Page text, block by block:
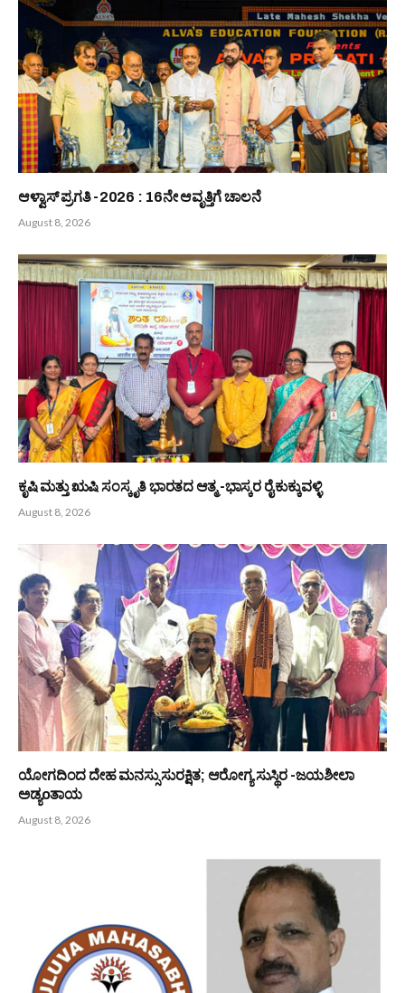
ಆಳ್ವಾಸ್ ಪ್ರಗತಿ -2026 : 16ನೇ ಆವೃತ್ತಿಗೆ ಚಾಲನೆ
August 8, 2026
ಕೃಷಿ ಮತ್ತು ಋಷಿ ಸಂಸ್ಕೃತಿ ಭಾರತದ ಆತ್ಮ -ಭಾಸ್ಕರ ರೈ ಕುಕ್ಕುವಳ್ಳಿ
August 8, 2026
ಯೋಗದಿಂದ ದೇಹ ಮನಸ್ಸು ಸುರಕ್ಷಿತ; ಆರೋಗ್ಯ ಸುಸ್ಥಿರ -ಜಯಶೀಲಾ
ಅಡ್ಯoತಾಯ
August 8, 2026